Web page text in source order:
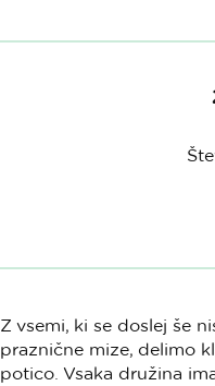
Z vsemi, ki se doslej še
praznične mize, delimo
potico. Vsaka družina